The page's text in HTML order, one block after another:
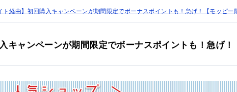
ト経由】初回購入キャンペーンが期間限定でボーナスポイントも！急げ！【モッピー
キャンペーンが期間限定でボーナスポイントも！急げ！